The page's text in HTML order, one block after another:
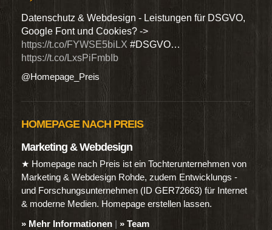
Datenschutz & Webdesign - Leistungen für DSGVO,
Google Font und Cookies? ->
https://t.co/FYWSE5biLX #DSGVO…
https://t.co/LxsPiFmbIb
@Homepage_Preis
HOMEPAGE NACH PREIS
Marketing & Webdesign
★ Homepage nach Preis ist ein Tochterunternehmen von
Marketing & Webdesign Rohde, zudem Entwicklungs -
und Forschungsunternehmen (ID GER72663) für Internet
& moderne Medien. Homepage erstellen lassen.
» Mehr Informationen | » Team